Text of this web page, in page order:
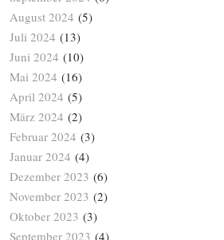
August 2024 (5)
Juli 2024 (13)
Juni 2024 (10)
Mai 2024 (16)
April 2024 (5)
März 2024 (2)
Februar 2024 (3)
Januar 2024 (4)
Dezember 2023 (6)
November 2023 (2)
Oktober 2023 (3)
September 2023 (4)